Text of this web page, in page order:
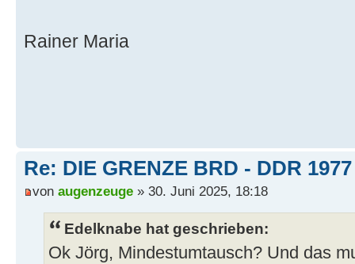
Rainer Maria
Re: DIE GRENZE BRD - DDR
von augenzeuge » 30. Juni 2025, 18:18
Edelknabe hat geschrieben:
Ok Jörg, Mindestumtausch? Und das